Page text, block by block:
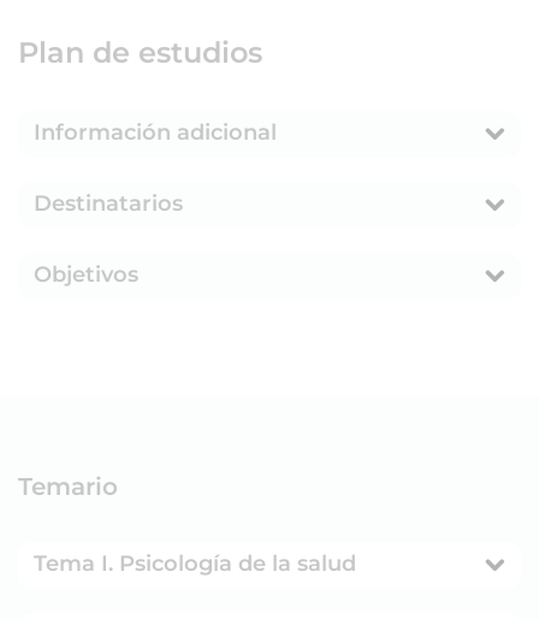
Plan de estudios
Información adicional
Destinatarios
Objetivos
Temario
Tema I. Psicología de la salud